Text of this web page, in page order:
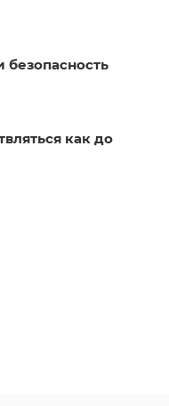
безопасность
как до